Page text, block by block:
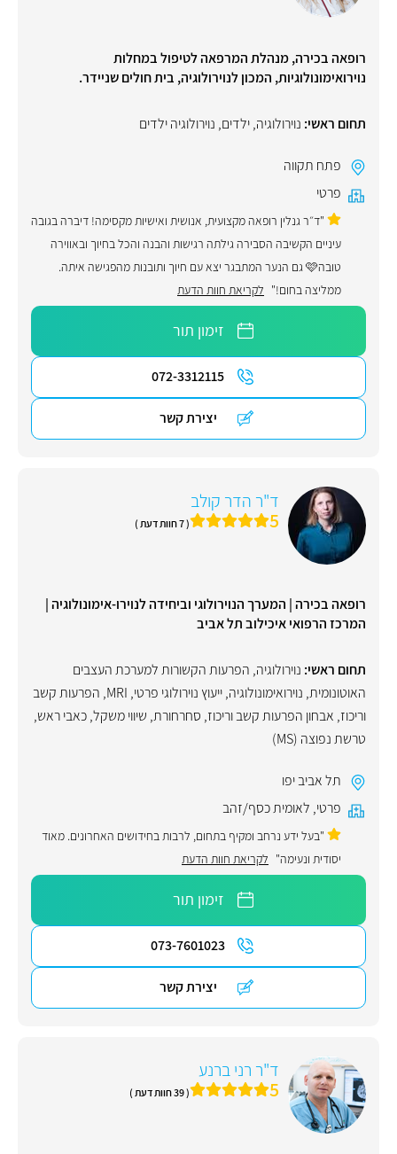
רופאה בכירה, מנהלת המרפאה לטיפול במחלות
נוירואימונולוגיות, המכון לנוירולוגיה, בית חולים שניידר.
תחום ראשי: נוירולוגיה,ילדים, נוירולוגיה ילדים
פתח תקווה
פרטי
"ד״ר גנלין רופאה מקצועית, אנושית ואישיות מקסימה! דיברה בגובה
עיניים הקשיבה הסבירה גילתה רגישות והבנה והכל בחיוך ובאווירה
טובה🩷 גם הנער המתבגר יצא עם חיוך ותובנות מהפגישה איתה.
ממליצה בחום!" לקריאת חוות הדעת
זימון תור
072-3312115
יצירת קשר
ד"ר הדר קולב
5 ( 7 חוות דעת )
רופאה בכירה | המערך הנוירולוגי וביחידה לנוירו-אימונולוגיה |
המרכז הרפואי איכילוב תל אביב
תחום ראשי: נוירולוגיה, הפרעות הקשורות למערכת העצבים
האוטונומית, נוירואימונולוגיה,ייעוץ נוירולוגי פרטי,
MRI
, הפרעות קשב
וריכוז, אבחון הפרעות קשב וריכוז, סחרחורת, שיווי משקל,כאבי ראש,
טרשת נפוצה (MS)
תל אביב יפו
פרטי, לאומית כסף/זהב
"בעל ידע נרחב ומקיף בתחום, לרבות בחידושים האחרונים. מאוד
יסודית ונעימה" לקריאת חוות הדעת
זימון תור
073-7601023
יצירת קשר
ד"ר רני ברנע
5 ( 39 חוות דעת )